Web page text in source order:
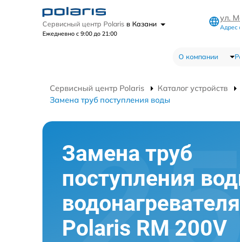
Сервисный центр Polaris в Казани
Ежедневно с 9:00 до 21:00
ул.
Адрес
О компании
Сервисный центр Polaris Каталог устройств
Замена труб поступления воды
Замена труб
поступления
водонагревателя
Polaris RM 200V